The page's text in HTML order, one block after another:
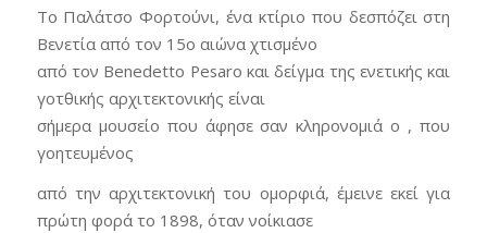
To Παλάτσο Φορτούνι, ένα κτίριο που δεσπόζει στη
Βενετία από τον 15ο αιώνα χτισμένο
από τον Benedetto Pesaro και δείγμα της ενετικής και
γοτθικής αρχιτεκτονικής είναι
σήμερα μουσείο που άφησε σαν κληρονομιά ο , που
γοητευμένος
από την αρχιτεκτονική του ομορφιά, έμεινε εκεί για
πρώτη φορά το 1898, όταν νοίκιασε